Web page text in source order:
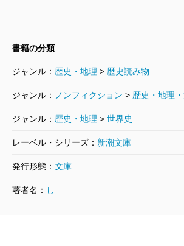
――そうです。当時の市民運動のプリ
五月氏と共産党の法律顧問だった弁護
塩野石島氏の時はね、われわれはち
を練ったわけ。相手は共産党だと。よ
知っている。それは彼が「永遠の青春
から。だけどおかしな話でね。『ロー
ってはじめからローマの通史を書こう
書籍の分類
ジャンル： 歴史・地理 > 歴史読み物
ジャンル： ノンフィクション > 歴史・地理
ジャンル： 歴史・地理 > 世界史
レーベル・シリーズ： 新潮文庫
発行形態： 文庫
著者名： し